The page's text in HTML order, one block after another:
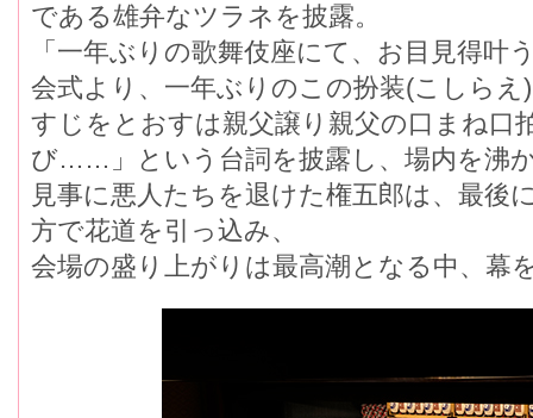
である雄弁なツラネを披露。
「一年ぶりの歌舞伎座にて、お目見得
会式より、一年ぶりのこの扮装(こしらえ
すじをとおすは親父譲り親父の口まね口
び……」という台詞を披露し、場内を沸
見事に悪人たちを退けた権五郎は、最後
方で花道を引っ込み、
会場の盛り上がりは最高潮となる中、幕